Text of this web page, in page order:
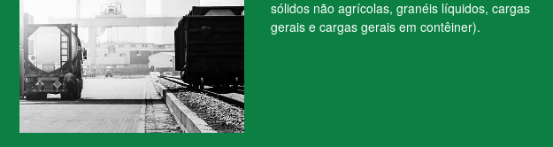
sólidos não agrícolas, granéis líquidos, cargas
gerais e cargas gerais em contêiner).